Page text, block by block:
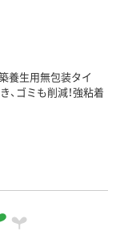
養生用無包装タイ
ゴミも削減！強粘着